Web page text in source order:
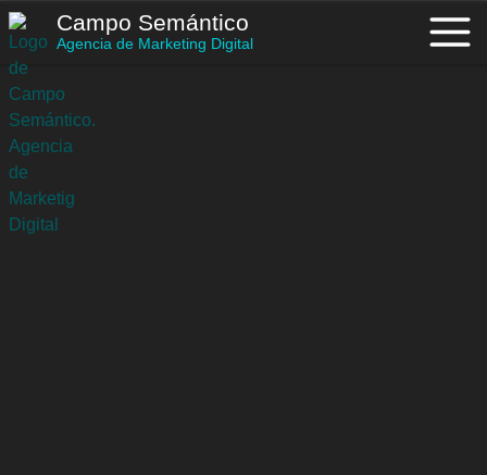
Saltar
al
contenido
Campo Semántico
Agencia de Marketing Digital